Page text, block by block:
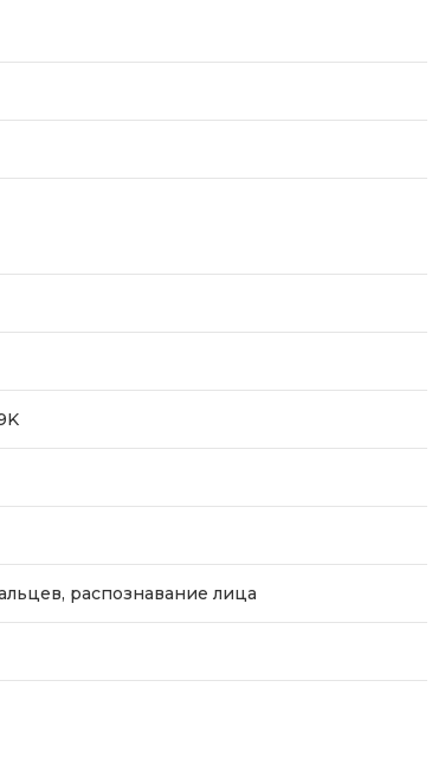
распознавание лица